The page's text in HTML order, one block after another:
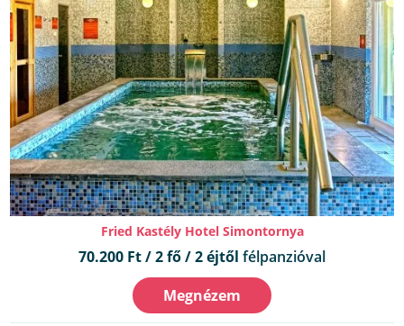
Fried Kastély Hotel Simontornya
70.200 Ft / 2 fő / 2 éjtől félpanzióval
Megnézem